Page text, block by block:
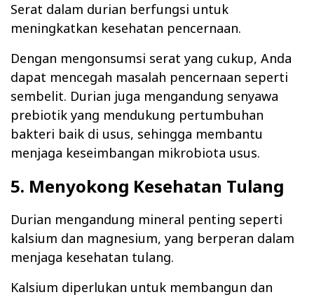
Serat dalam durian berfungsi untuk
meningkatkan kesehatan pencernaan.
Dengan mengonsumsi serat yang cukup, Anda
dapat mencegah masalah pencernaan seperti
sembelit. Durian juga mengandung senyawa
prebiotik yang mendukung pertumbuhan
bakteri baik di usus, sehingga membantu
menjaga keseimbangan mikrobiota usus.
5. Menyokong Kesehatan Tulang
Durian mengandung mineral penting seperti
kalsium dan magnesium, yang berperan dalam
menjaga kesehatan tulang.
Kalsium diperlukan untuk membangun dan